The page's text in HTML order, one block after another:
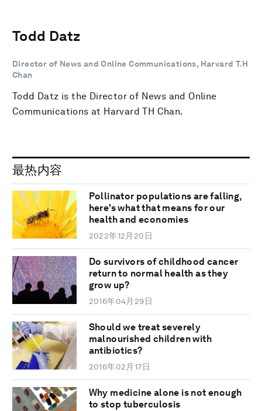
Todd Datz
Director of News and Online Communications, Harvard T.H
Chan
Todd Datz is the Director of News and Online
Communications at Harvard TH Chan.
最热内容
Pollinator populations are falling,
here's what that means for our
health and economies
2022年12月20日
Do survivors of childhood cancer
return to normal health as they
grow up?
2016年04月29日
Should we treat severely
malnourished children with
antibiotics?
2016年02月17日
Why medicine alone is not enough
to stop tuberculosis